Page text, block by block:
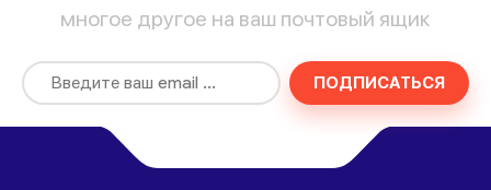
многое другое на ваш почтовый ящик
ПОДПИСАТЬСЯ